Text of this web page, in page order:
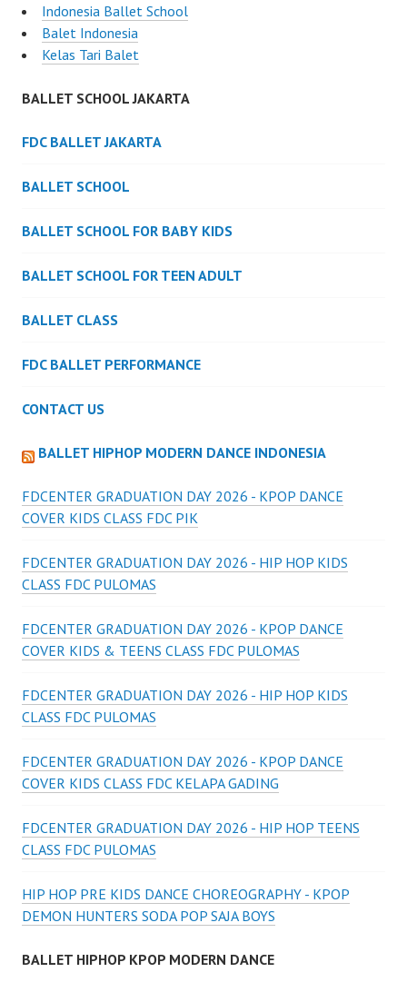
Indonesia Ballet School
Balet Indonesia
Kelas Tari Balet
BALLET SCHOOL JAKARTA
FDC BALLET JAKARTA
BALLET SCHOOL
BALLET SCHOOL FOR BABY KIDS
BALLET SCHOOL FOR TEEN ADULT
BALLET CLASS
FDC BALLET PERFORMANCE
CONTACT US
BALLET HIPHOP MODERN DANCE INDONESIA
FDCENTER GRADUATION DAY 2026 - KPOP DANCE
COVER KIDS CLASS FDC PIK
FDCENTER GRADUATION DAY 2026 - HIP HOP KIDS
CLASS FDC PULOMAS
FDCENTER GRADUATION DAY 2026 - KPOP DANCE
COVER KIDS & TEENS CLASS FDC PULOMAS
FDCENTER GRADUATION DAY 2026 - HIP HOP KIDS
CLASS FDC PULOMAS
FDCENTER GRADUATION DAY 2026 - KPOP DANCE
COVER KIDS CLASS FDC KELAPA GADING
FDCENTER GRADUATION DAY 2026 - HIP HOP TEENS
CLASS FDC PULOMAS
HIP HOP PRE KIDS DANCE CHOREOGRAPHY - KPOP
DEMON HUNTERS SODA POP SAJA BOYS
BALLET HIPHOP KPOP MODERN DANCE